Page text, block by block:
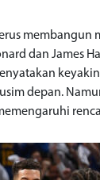
membangun
dan James
depan.